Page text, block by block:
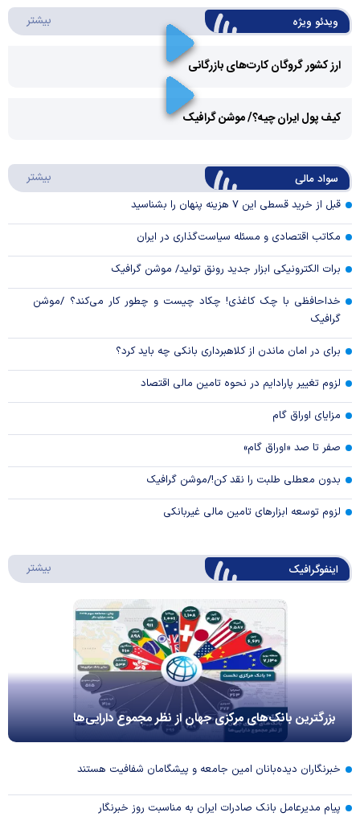
ویدئو ویژه بیشتر
ارز کشور گروگان کارت‌های بازرگانی
Video
کیف پول ایران چیه؟/ موشن گرافیک
سواد مالی بیشتر
قبل از خرید قسطی این ۷ هزینه پنهان را بشناسید
مکاتب اقتصادی و مسئله سیاست‌گذاری در ایران
برات الکترونیکی ابزار جدید رونق تولید/ موشن گرافیک
خداحافظی با چک کاغذی! چکاد چیست و چطور کار می‌کند؟ /موشن
گرافیک
برای در امان ماندن از کلاهبرداری بانکی چه باید کرد؟
لزوم تغییر پارادایم در نحوه تامین مالی اقتصاد
مزایای اوراق گام
صفر تا صد «اوراق گام»
بدون معطلی طلبت را نقد کن!/موشن گرافیک
لزوم توسعه ابزارهای تامین مالی غیربانکی
اینفوگرافیک بیشتر
بزرگترین بانک‌های مرکزی جهان از نظر مجموع دارایی‌ها
خبرنگاران دیده‌بانان امین جامعه و پیشگامان شفافیت هستند
پیام مدیرعامل بانک صادرات ایران به مناسبت روز خبرنگار